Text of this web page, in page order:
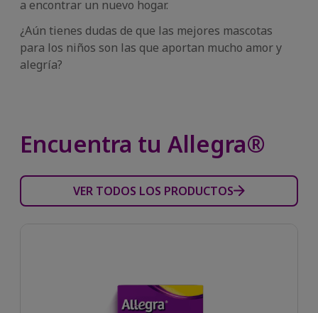
a encontrar un nuevo hogar.
¿Aún tienes dudas de que las mejores mascotas
para los niños son las que aportan mucho amor y
alegría?
Encuentra tu Allegra®
VER TODOS LOS PRODUCTOS